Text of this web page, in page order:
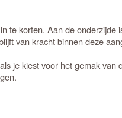
te korten. Aan de onderzijde
van kracht binnen deze
je kiest voor het gemak